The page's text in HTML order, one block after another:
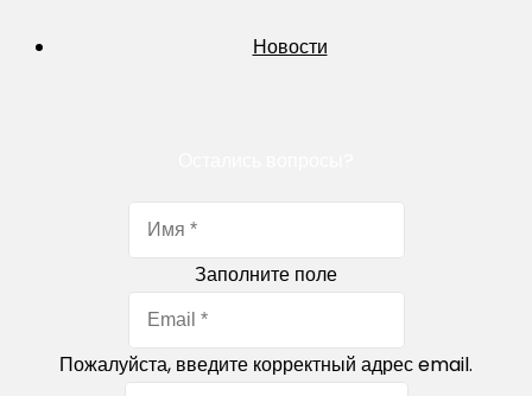
Новости
Заполните поле
Пожалуйста, введите корректный адрес email.